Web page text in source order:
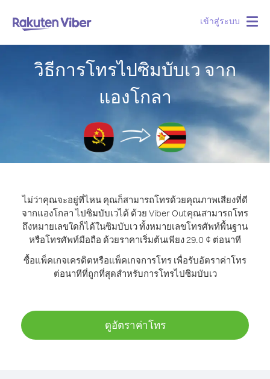
เข้าสู่ระบบ
วิธีการโทรไปซิมบับเว จาก
แองโกลา
ไม่ว่าคุณจะอยู่ที่ไหน คุณก็สามารถโทรด้วยคุณภาพเสียงที่ดี
จากแองโกลา ไปซิมบับเวได้ ด้วย Viber Outคุณสามารถโทร
ถึงหมายเลขใดก็ได้ในซิมบับเว ทั้งหมายเลขโทรศัพท์พื้นฐาน
หรือโทรศัพท์มือถือ ด้วยราคาเริ่มต้นเพียง 29.0 ¢ ต่อนาที
ซื้อแพ็คเกจเครดิตหรือแพ็คเกจการโทร เพื่อรับอัตราค่าโทร
ต่อนาทีที่ถูกที่สุดสำหรับการโทรไปซิมบับเว
ดูอัตราค่าโทร